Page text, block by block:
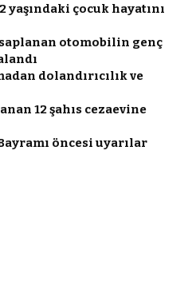
yaşındaki çocuk hayatını
otomobilin genç
dolandırıcılık ve
12 şahıs cezaevine
öncesi uyarılar